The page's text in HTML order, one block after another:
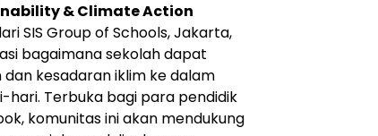
& Climate Action
SIS Group of Schools,Jakarta,
bagaimana sekolah dapat
kesadaran iklim ke dalam
Terbuka bagi para pendidik
komunitas ini akan mendukung